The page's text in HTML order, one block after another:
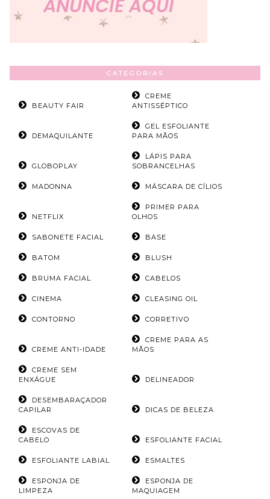
CATEGORIAS
BEAUTY FAIR
CREME
ANTISSÉPTICO
DEMAQUILANTE
GEL ESFOLIANTE
PARA MÃOS
GLOBOPLAY
LÁPIS PARA
SOBRANCELHAS
MADONNA MÁSCARA DE CÍLIOS
NETFLIX
PRIMER PARA
OLHOS
SABONETE FACIAL BASE
BATOM BLUSH
BRUMA FACIAL CABELOS
CINEMA CLEASING OIL
CONTORNO CORRETIVO
CREME ANTI-IDADE
CREME PARA AS
MÃOS
CREME SEM
ENXÁGUE
DELINEADOR
DESEMBARAÇADOR
CAPILAR
DICAS DE BELEZA
ESCOVAS DE
CABELO
ESFOLIANTE FACIAL
ESFOLIANTE LABIAL ESMALTES
ESPONJA DE
LIMPEZA
ESPONJA DE
MAQUIAGEM